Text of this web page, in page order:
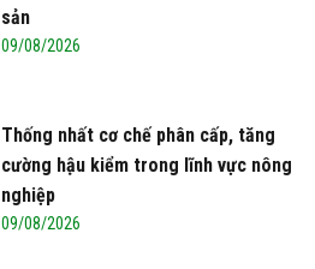
sản
09/08/2026
Thống nhất cơ chế phân cấp, tăng
cường hậu kiểm trong lĩnh vực nông
nghiệp
09/08/2026